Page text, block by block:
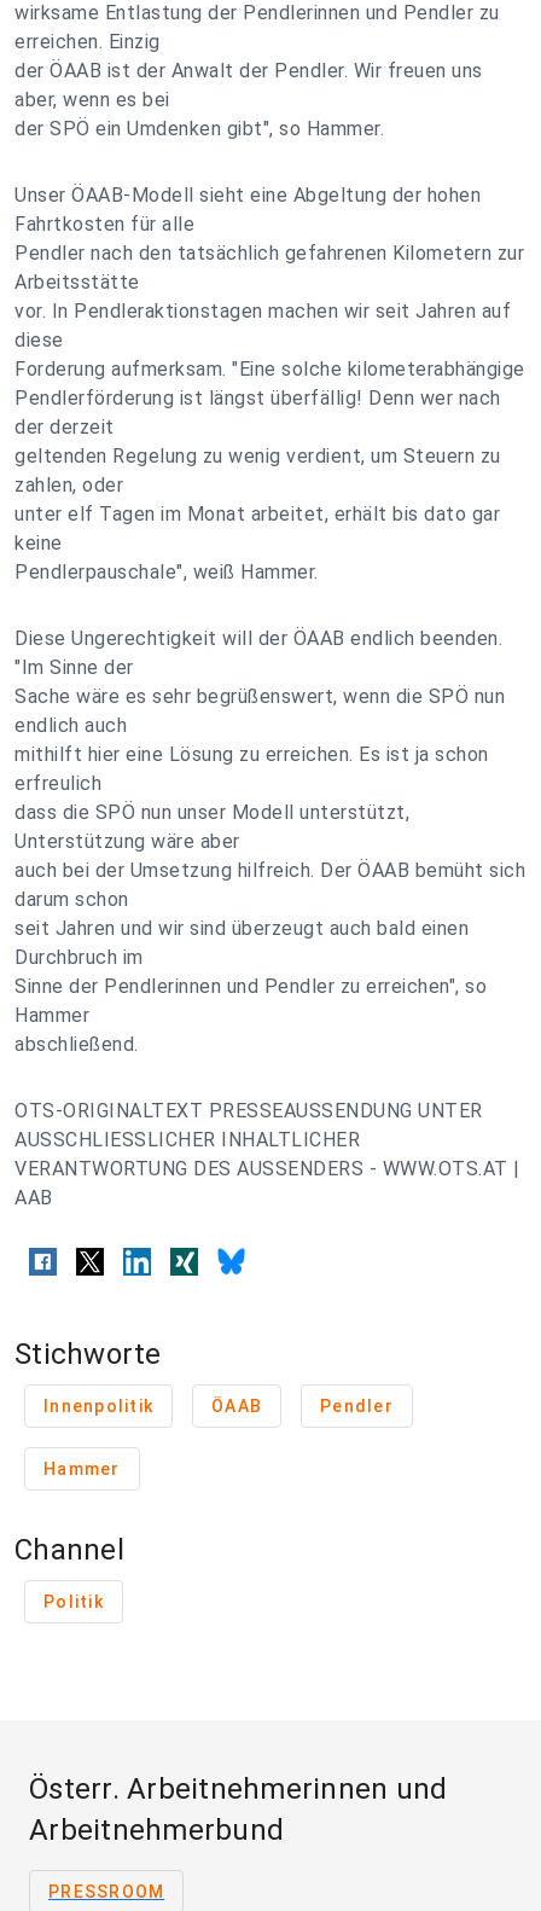
wirksame Entlastung der Pendlerinnen und Pendler zu
erreichen. Einzig
der ÖAAB ist der Anwalt der Pendler. Wir freuen uns
aber, wenn es bei
der SPÖ ein Umdenken gibt", so Hammer.
Unser ÖAAB-Modell sieht eine Abgeltung der hohen
Fahrtkosten für alle
Pendler nach den tatsächlich gefahrenen Kilometern zur
Arbeitsstätte
vor. In Pendleraktionstagen machen wir seit Jahren auf
diese
Forderung aufmerksam. "Eine solche kilometerabhängige
Pendlerförderung ist längst überfällig! Denn wer nach
der derzeit
geltenden Regelung zu wenig verdient, um Steuern zu
zahlen, oder
unter elf Tagen im Monat arbeitet, erhält bis dato gar
keine
Pendlerpauschale", weiß Hammer.
Diese Ungerechtigkeit will der ÖAAB endlich beenden.
"Im Sinne der
Sache wäre es sehr begrüßenswert, wenn die SPÖ nun
endlich auch
mithilft hier eine Lösung zu erreichen. Es ist ja schon
erfreulich
dass die SPÖ nun unser Modell unterstützt,
Unterstützung wäre aber
auch bei der Umsetzung hilfreich. Der ÖAAB bemüht sich
darum schon
seit Jahren und wir sind überzeugt auch bald einen
Durchbruch im
Sinne der Pendlerinnen und Pendler zu erreichen", so
Hammer
abschließend.
OTS-ORIGINALTEXT PRESSEAUSSENDUNG UNTER
AUSSCHLIESSLICHER INHALTLICHER
VERANTWORTUNG DES AUSSENDERS - WWW.OTS.AT |
AAB
Stichworte
Innenpolitik ÖAAB Pendler
Hammer
Channel
Politik
Österr. Arbeitnehmerinnen und
Arbeitnehmerbund
PRESSROOM